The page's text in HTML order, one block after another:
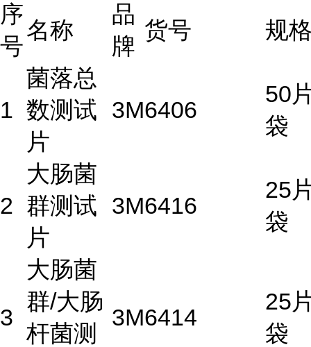
序
号
名称
品
牌
货号 规
1
菌落总
数测试
片
3M6406
50
袋
2
大肠菌
群测试
片
3M6416
25
袋
3
大肠菌
群/大肠
杆菌测
3M6414
25
袋